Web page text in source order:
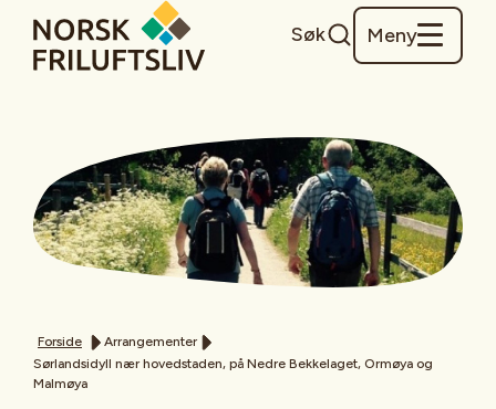
Søk Meny
Forside
Arrangementer
Sørlandsidyll nær hovedstaden, på Nedre Bekkelaget, Ormøya og
Malmøya